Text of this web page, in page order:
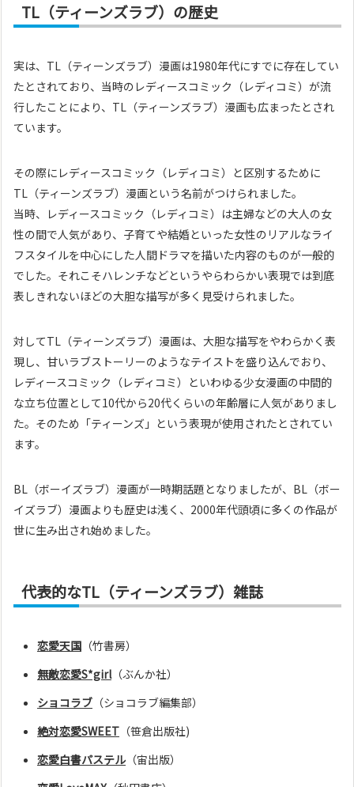
TL（ティーンズラブ）の歴史
実は、TL（ティーンズラブ）漫画は1980年代にすでに存在してい
たとされており、当時のレディースコミック（レディコミ）が流
行したことにより、TL（ティーンズラブ）漫画も広まったとされ
ています。
その際にレディースコミック（レディコミ）と区別するために
TL（ティーンズラブ）漫画という名前がつけられました。
当時、レディースコミック（レディコミ）は主婦などの大人の女
性の間で人気があり、子育てや結婚といった女性のリアルなライ
フスタイルを中心にした人間ドラマを描いた内容のものが一般的
でした。それこそハレンチなどというやらわらかい表現では到底
表しきれないほどの大胆な描写が多く見受けられました。
対してTL（ティーンズラブ）漫画は、大胆な描写をやわらかく表
現し、甘いラブストーリーのようなテイストを盛り込んでおり、
レディースコミック（レディコミ）といわゆる少女漫画の中間的
な立ち位置として10代から20代くらいの年齢層に人気がありまし
た。そのため「ティーンズ」という表現が使用されたとされてい
ます。
BL（ボーイズラブ）漫画が一時期話題となりましたが、BL（ボー
イズラブ）漫画よりも歴史は浅く、2000年代頭頃に多くの作品が
世に生み出され始めました。
代表的なTL（ティーンズラブ）雑誌
恋愛天国 （竹書房）
無敵恋愛S*girl（ぶんか社）
ショコラブ （ショコラブ編集部）
絶対恋愛SWEET （笹倉出版社)
恋愛白書パステル（宙出版）